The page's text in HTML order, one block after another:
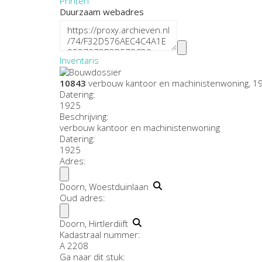
Duurzaam webadres
Inventaris
10843 verbouw kantoor en machinistenwoning,
Datering:
1925
Beschrijving:
verbouw kantoor en machinistenwoning
Datering:
1925
Adres:
Doorn, Woestduinlaan
Oud adres:
Doorn, Hirtlerdiift
Kadastraal nummer:
A 2208
Ga naar dit stuk: